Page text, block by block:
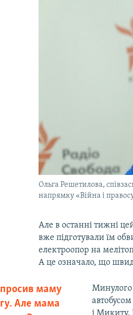
Ольга Решетилова,
напрямку «Війна і
Але в останні тижні
вже підготували їм
електроопор на
А це означало, що
маму
Але мама
Минулого